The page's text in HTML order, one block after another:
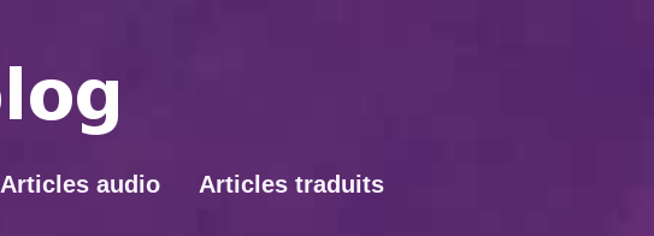
Articles audio Articles traduits